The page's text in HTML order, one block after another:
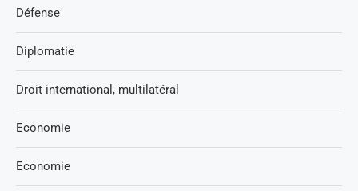
Défense
Diplomatie
Droit international, multilatéral
Economie
Economie